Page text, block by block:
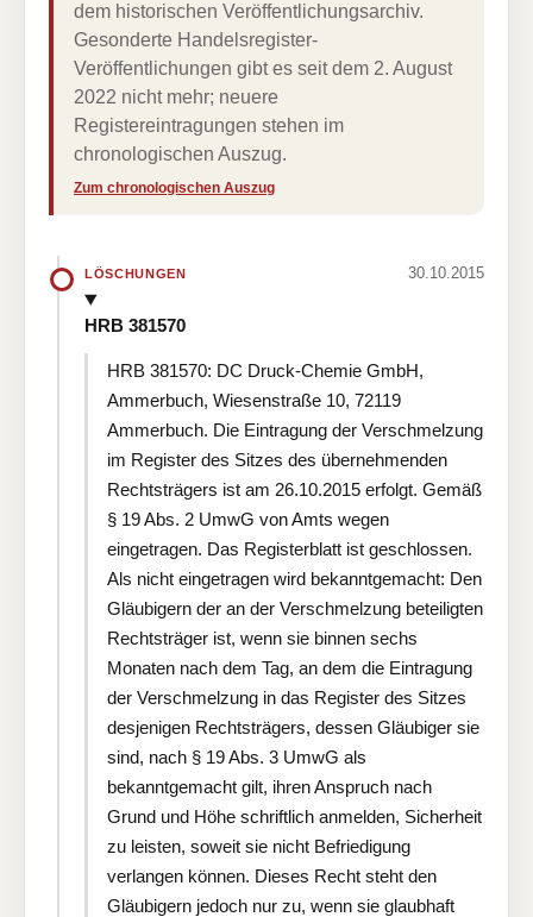
dem historischen Veröffentlichungsarchiv.
Gesonderte Handelsregister-
Veröffentlichungen gibt es seit dem 2. August
2022 nicht mehr; neuere
Registereintragungen stehen im
chronologischen Auszug.
Zum chronologischen Auszug
LÖSCHUNGEN 30.10.2015
HRB 381570
HRB 381570: DC Druck-Chemie GmbH,
Ammerbuch, Wiesenstraße 10, 72119
Ammerbuch. Die Eintragung der Verschmelzung
im Register des Sitzes des übernehmenden
Rechtsträgers ist am 26.10.2015 erfolgt. Gemäß
§ 19 Abs. 2 UmwG von Amts wegen
eingetragen. Das Registerblatt ist geschlossen.
Als nicht eingetragen wird bekanntgemacht: Den
Gläubigern der an der Verschmelzung beteiligten
Rechtsträger ist, wenn sie binnen sechs
Monaten nach dem Tag, an dem die Eintragung
der Verschmelzung in das Register des Sitzes
desjenigen Rechtsträgers, dessen Gläubiger sie
sind, nach § 19 Abs. 3 UmwG als
bekanntgemacht gilt, ihren Anspruch nach
Grund und Höhe schriftlich anmelden, Sicherheit
zu leisten, soweit sie nicht Befriedigung
verlangen können. Dieses Recht steht den
Gläubigern jedoch nur zu, wenn sie glaubhaft